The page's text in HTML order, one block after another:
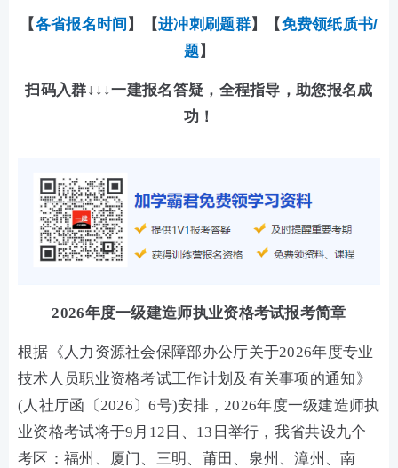
【各省报名时间 】【进冲刺刷题群】【免费领纸质书/
题】
扫码入群↓↓↓一建报名答疑，全程指导，助您报名成
功！
2026年度一级建造师执业资格考试报考简章
根据《人力资源社会保障部办公厅关于2026年度专业
技术人员职业资格考试工作计划及有关事项的通知》
(人社厅函〔2026〕6号)安排，2026年度一级建造师执
业资格考试将于9月12日、13日举行，我省共设九个
考区：福州、厦门、三明、莆田、泉州、漳州、南